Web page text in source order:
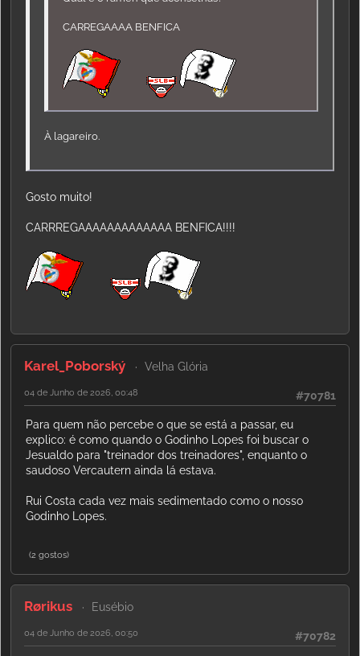
CARREGAAAA BENFICA
À lagareiro.
Gosto muito!
CARRREGAAAAAAAAAAAAA BENFICA!!!!
Karel_Poborský Velha Glória
#70781
04 de Junho de 2026, 00:48
Para quem não percebe o que se está a passar, eu
explico: é como quando o Godinho Lopes foi buscar o
Jesualdo para "treinador dos treinadores", enquanto o
saudoso Vercautern ainda lá estava.
Rui Costa cada vez mais sedimentado como o nosso
Godinho Lopes.
(2 gostos)
Rørikus Eusébio
#70782
04 de Junho de 2026, 00:50